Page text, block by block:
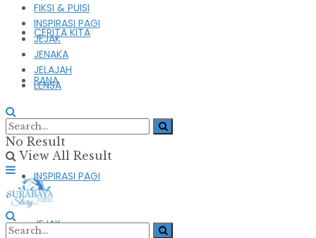
CERITA KITA
RANA
FIKSI & PUISI
INSPIRASI PAGI
JEJAK
FIKSI & PUISI
INSPIRASI PAGI
JEJAK
JENAKA
JELAJAH
LENSA
No Result
View All Result